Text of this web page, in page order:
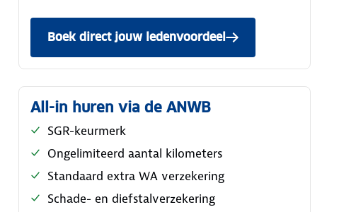
Boek direct jouw ledenvoordeel
All-in huren via de ANWB
SGR-keurmerk
Ongelimiteerd aantal kilometers
Standaard extra WA verzekering
Schade- en diefstalverzekering